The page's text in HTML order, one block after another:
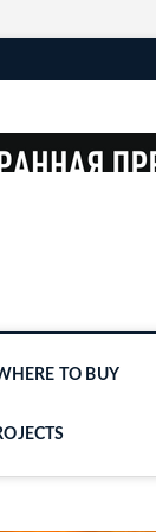
TO BUY